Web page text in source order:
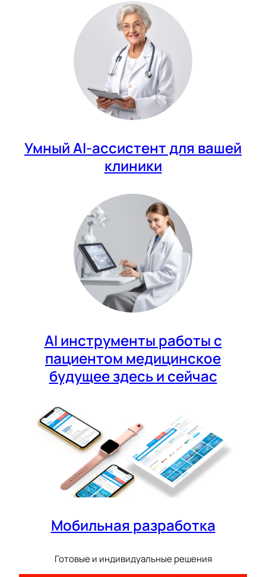
Умный AI-ассистент для вашей
клиники
AI инструменты работы с
пациентом медицинское
будущее здесь и сейчас
Мобильная разработка
Готовые и индивидуальные решения